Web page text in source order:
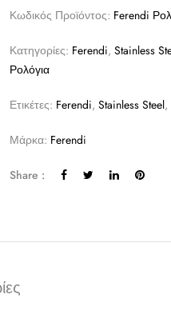
Κωδικός Προϊόντος: Ferendi
Κατηγορίες: Ferendi,Stainless
Ρολόγια
Ετικέτες: Ferendi,Stainless Steel,
Μάρκα: Ferendi
Share :